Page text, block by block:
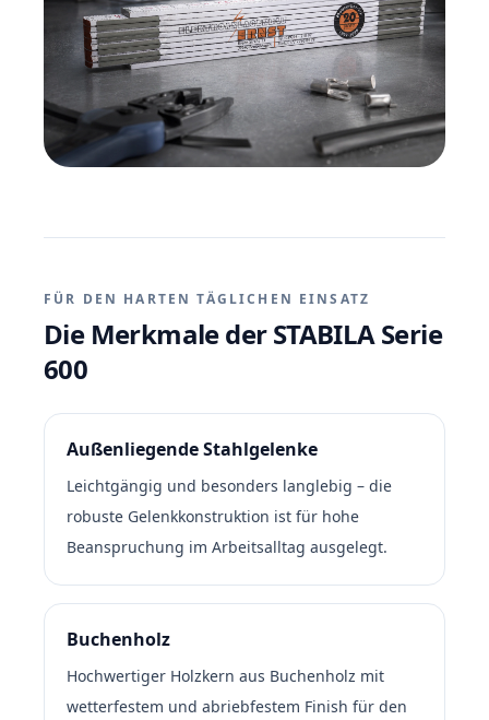
FÜR DEN HARTEN TÄGLICHEN EINSATZ
Die Merkmale der STABILA Serie
600
Außenliegende Stahlgelenke
Leichtgängig und besonders langlebig – die
robuste Gelenkkonstruktion ist für hohe
Beanspruchung im Arbeitsalltag ausgelegt.
Buchenholz
Hochwertiger Holzkern aus Buchenholz mit
wetterfestem und abriebfestem Finish für den